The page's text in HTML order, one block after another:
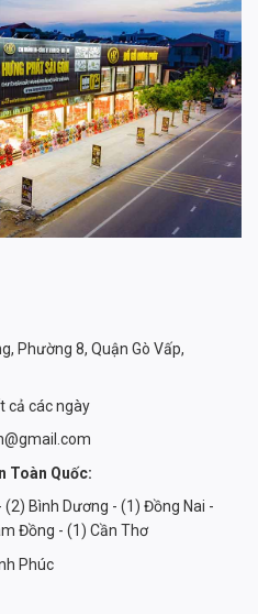
có được hỗ trợ giải đáp cặn kẽ
hậu mãi: Đơn vị uy tín luôn có
lâu dài cho sản phẩm và đảm
sự hỗ trợ khi cần thiết. Ngoài ra,
việc vận chuyển và lắp đặt sẽ
thuận tiện và không gặp trở
Phường 8, Quận Gò Vấp,
cả các ngày
Toàn Quốc:
(2) Bình Dương - (1) Đồng Nai -
Đồng - (1) Cần Thơ
Phúc